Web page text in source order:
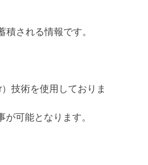
される情報です。
技術を使用しておりま
可能となります。